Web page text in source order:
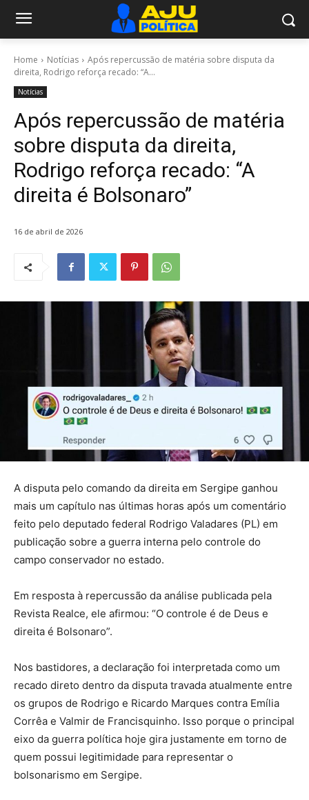
Home Notícias
Após repercussão de matéria sobre disputa da
direita, Rodrigo reforça recado: “A...
Notícias
Após repercussão de matéria
sobre disputa da direita,
Rodrigo reforça recado: “A
direita é Bolsonaro”
16 de abril de 2026
A disputa pelo comando da direita em Sergipe ganhou
mais um capítulo nas últimas horas após um comentário
feito pelo deputado federal Rodrigo Valadares (PL) em
publicação sobre a guerra interna pelo controle do
campo conservador no estado.
Em resposta à repercussão da análise publicada pela
Revista Realce, ele afirmou: “O controle é de Deus e
direita é Bolsonaro”.
Nos bastidores, a declaração foi interpretada como um
recado direto dentro da disputa travada atualmente entre
os grupos de Rodrigo e Ricardo Marques contra Emília
Corrêa e Valmir de Francisquinho. Isso porque o principal
eixo da guerra política hoje gira justamente em torno de
quem possui legitimidade para representar o
bolsonarismo em Sergipe.